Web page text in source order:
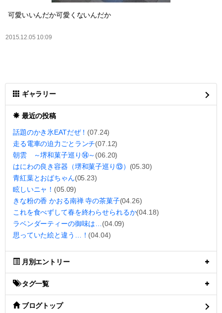
可愛いいんだか可愛くないんだか
2015.12.05 10:09
ギャラリー
最近の投稿
話題のかき氷EATだぜ！ (07.24)
走る電車の迫力ごとランチ(07.12)
朝雲 ～堺和菓子巡り⑭～ (06.20)
はにわの良き容器（堺和菓子巡り⑬） (05.30)
青紅葉とおばちゃん(05.23)
眩しいニャ！ (05.09)
きな粉の香 かおる南禅 寺の茶菓子(04.26)
これを食べずして春を終わらせられるか(04.18)
ラベンダーティーの御味は… (04.09)
思っていた絵と違う…！ (04.04)
月別エントリー
タグ一覧
ブログトップ